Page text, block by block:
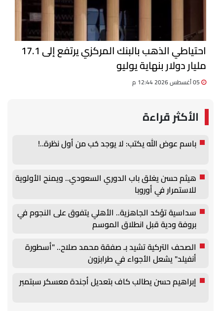
احتياطي الذهب بالبنك المركزي يرتفع إلى 17.1
مليار دولار بنهاية يوليو
الأكثر قراءة
باسم عوض الله يكتب: لا يوجد حُب من أول نظرة..!
هيثم حسن يغلق باب الدوري السعودي.. ويمنح الأولوية
للاستمرار في أوروبا
سداسية تؤكد الجاهزية.. الأهلي يتفوق على النجوم في
بروفة ودية قبل انطلاق الموسم
الصحف التركية تشيد بـ صفقة محمد صلاح.. "أسطورة
أنفيلد" يشعل الأجواء في طرابزون
إبراهيم حسن يطالب كاف بتعديل أجندة معسكر سبتمبر